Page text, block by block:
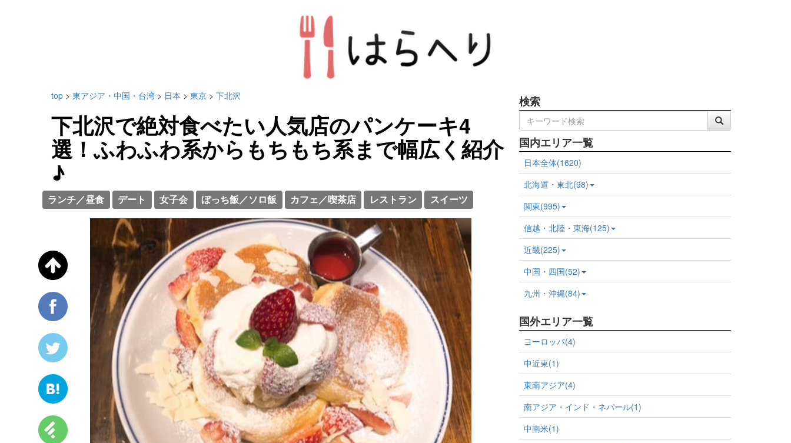
top > 東アジア・中国・台湾 > 日本 > 東京 > 下北沢
下北沢で絶対食べたい人気店のパンケーキ4
選！ふわふわ系からもちもち系まで幅広く紹介
♪
ランチ／昼食 デート 女子会 ぼっち飯／ソロ飯 カフェ／喫茶店 レストラン スイーツ
検索
国内エリア一覧
日本全体(1620)
北海道・東北(98)
関東(995)
信越・北陸・東海(125)
近畿(225)
中国・四国(52)
九州・沖縄(84)
国外エリア一覧
ヨーロッパ(4)
中近東(1)
東南アジア(4)
南アジア・インド・ネパール(1)
中南米(1)